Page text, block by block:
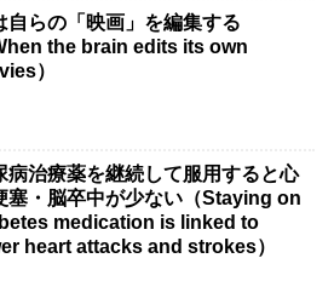
自らの「映画」を編集する
the brain edits its own
）
病治療薬を継続して服用すると心
塞・脳卒中が少ない（Staying on
medication is linked to
heart attacks and strokes）